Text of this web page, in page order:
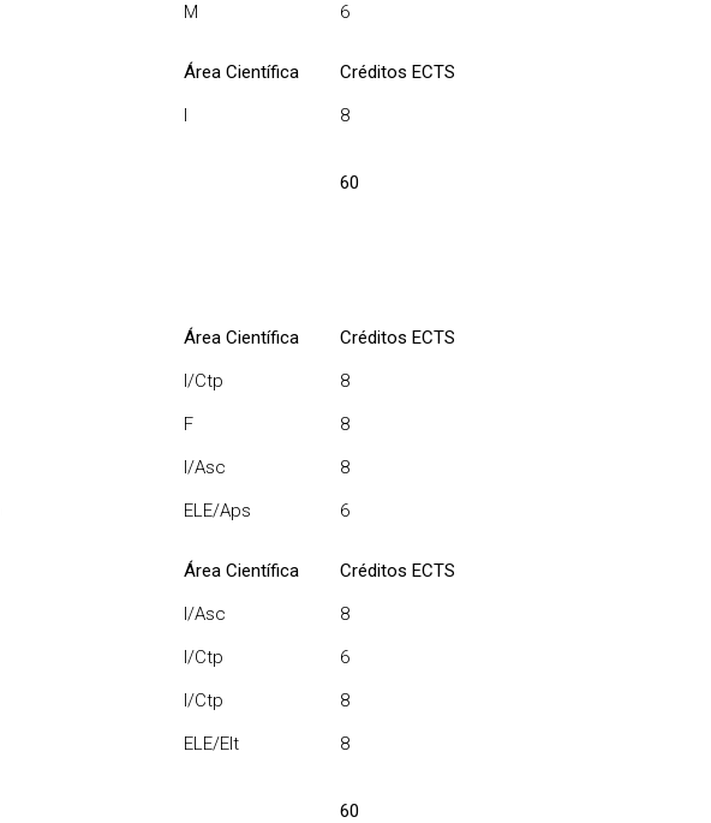
M 6
Área Científica
Créditos ECTS
I 8
60
Área Científica
Créditos ECTS
I/Ctp
8
F
8
I/Asc
8
ELE/Aps 6
Área Científica
Créditos ECTS
I/Asc
8
I/Ctp
6
I/Ctp
8
ELE/Elt 8
60